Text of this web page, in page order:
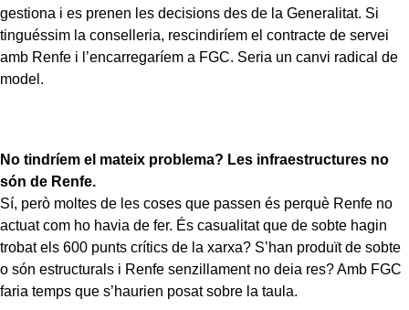
gestiona i es prenen les decisions des de la Generalitat. Si
tinguéssim la conselleria, rescindiríem el contracte de servei
amb Renfe i l’encarregaríem a FGC. Seria un canvi radical de
model.
No tindríem el mateix problema? Les infraestructures no
són de Renfe.
Sí, però moltes de les coses que passen és perquè Renfe no
actuat com ho havia de fer. És casualitat que de sobte hagin
trobat els 600 punts crítics de la xarxa? S’han produït de sobte
o són estructurals i Renfe senzillament no deia res? Amb FGC
faria temps que s’haurien posat sobre la taula.